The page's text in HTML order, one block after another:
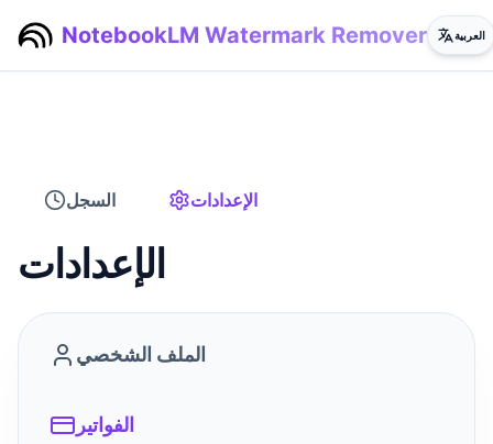
NotebookLM Watermark Remover العربية
السجل الإعدادات
الإعدادات
الملف الشخصي
الفواتير